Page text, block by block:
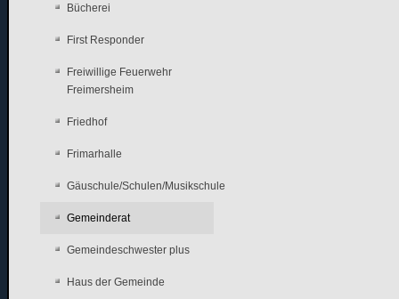
Bücherei
First Responder
Freiwillige Feuerwehr
Freimersheim
Friedhof
Frimarhalle
Gäuschule/Schulen/Musikschule
Gemeinderat
Gemeindeschwester plus
Haus der Gemeinde